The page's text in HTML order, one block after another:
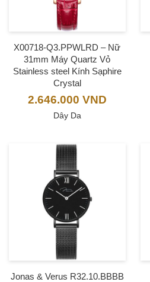
X00718-Q3.PPWLRD – Nữ
31mm Máy Quartz Vỏ
Stainless steel Kính Sạphire
Crystal
2.646.000 VND
Dây Da
Jonas & Verus R32.10.BBBB